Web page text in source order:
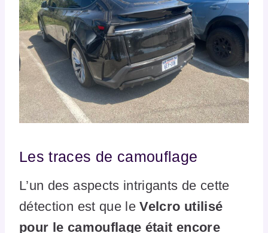
Les traces de camouflage
L’un des aspects intrigants de cette
détection est que leVelcro utilisé
pour le camouflage était encore